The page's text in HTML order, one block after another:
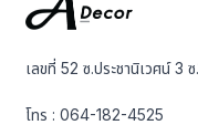
เลขที่ 52 ซ.ประชานิเวศน์ 3
โทร :064-182-4525